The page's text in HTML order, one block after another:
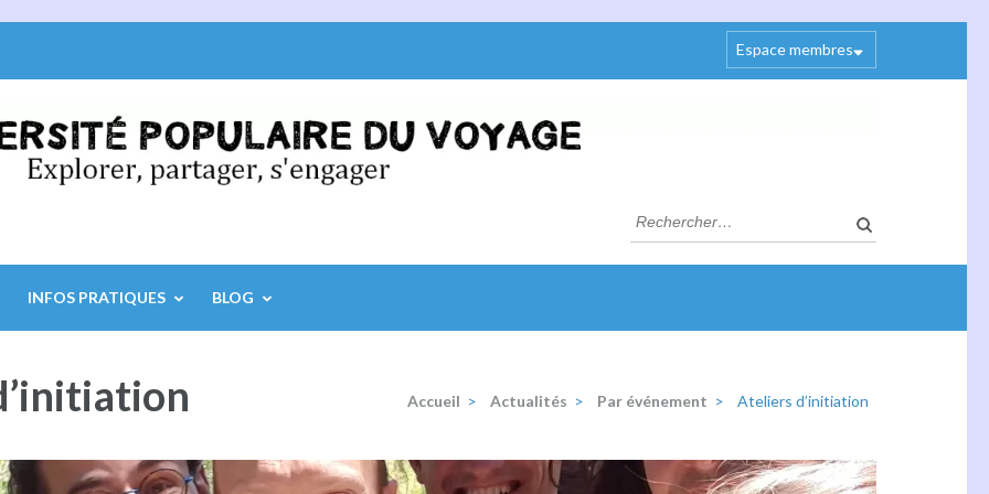
Espace membres
Rechercher :
INFOS PRATIQUES BLOG
Accueil > Actualités > Par événement > Ateliers d’initiation